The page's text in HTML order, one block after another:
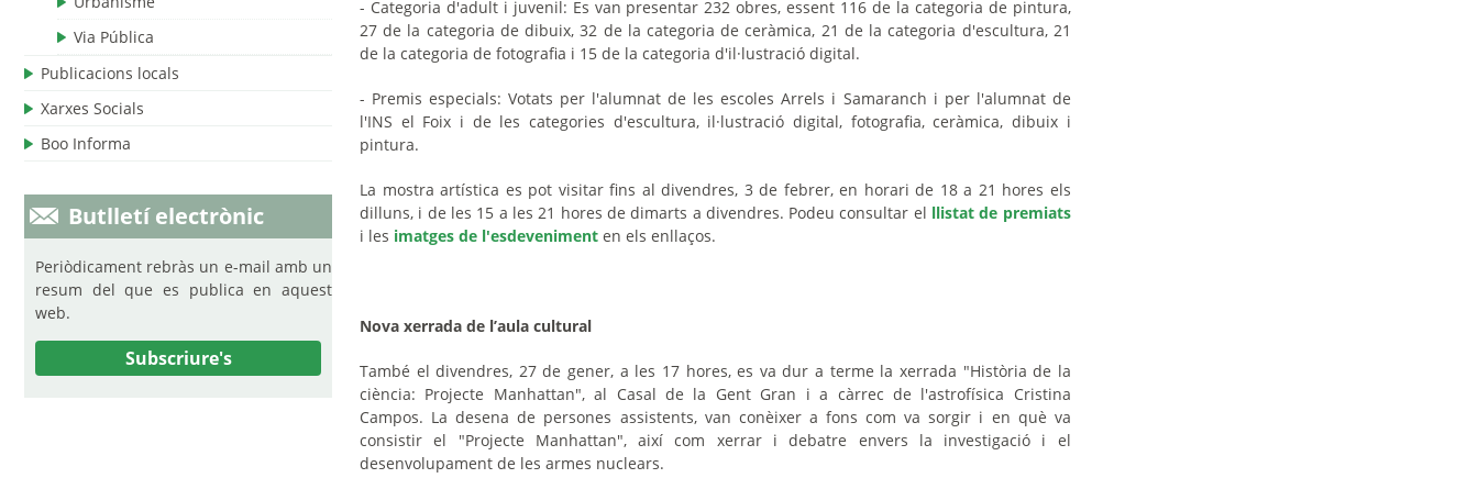
Via Pública
Publicacions locals
Xarxes Socials
Boo Informa
Butlletí electrònic
Periòdicament rebràs un e-mail amb un
resum del que es publica en aquest
web.
Subscriure's
- Categoria d'adult i juvenil: Es van presentar 232 obres, essent 116 de la categoria de pintura,
27 de la categoria de dibuix, 32 de la categoria de ceràmica, 21 de la categoria d'escultura, 21
de la categoria de fotografia i 15 de la categoria d'il·lustració digital.
- Premis especials: Votats per l'alumnat de les escoles Arrels i Samaranch i per l'alumnat de
l'INS el Foix i de les categories d'escultura, il·lustració digital, fotografia, ceràmica, dibuix i
pintura.
La mostra artística es pot visitar fins al divendres, 3 de febrer, en horari de 18 a 21 hores els
dilluns, i de les 15 a les 21 hores de dimarts a divendres. Podeu consultar el llistat de premiats
i les imatges de l'esdeveniment en els enllaços.
Nova xerrada de l’aula cultural
També el divendres, 27 de gener, a les 17 hores, es va dur a terme la xerrada "Història de la
ciència: Projecte Manhattan", al Casal de la Gent Gran i a càrrec de l'astrofísica Cristina
Campos. La desena de persones assistents, van conèixer a fons com va sorgir i en què va
consistir el "Projecte Manhattan", així com xerrar i debatre envers la investigació i el
desenvolupament de les armes nuclears.